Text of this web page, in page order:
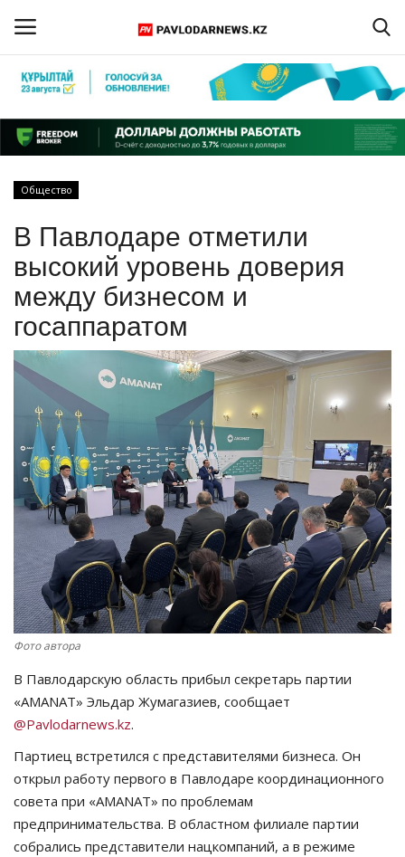
Регистрация
Главная
ПАВЛОДАРСКАЯ ОБЛАСТЬ
КАЗАХСТАН
МИР
СПЕЦПРОЕКТЫ
СПОРТ
Чек-лист
РАЗВЛЕЧЕНИЯ
OFFICIAL
Курултай
Қазақша Русский
Общество
В Павлодаре отметили
высокий уровень доверия
между бизнесом и
госаппаратом
Фото автора
В Павлодарскую область прибыл секретарь партии
«AMANAT» Эльдар Жумагазиев, сообщает
@Pavlodarnews.kz.
Партиец встретился с представителями бизнеса. Он
открыл работу первого в Павлодаре координационного
совета при «AMANAT» по проблемам
предпринимательства. В областном филиале партии
собрались представители нацкомпаний, а в режиме